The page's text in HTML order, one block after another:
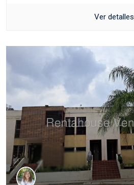
Ver detalles